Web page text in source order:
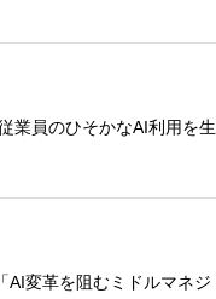
業員のひそかなAI利用を生
AI変革を阻むミドルマネジ